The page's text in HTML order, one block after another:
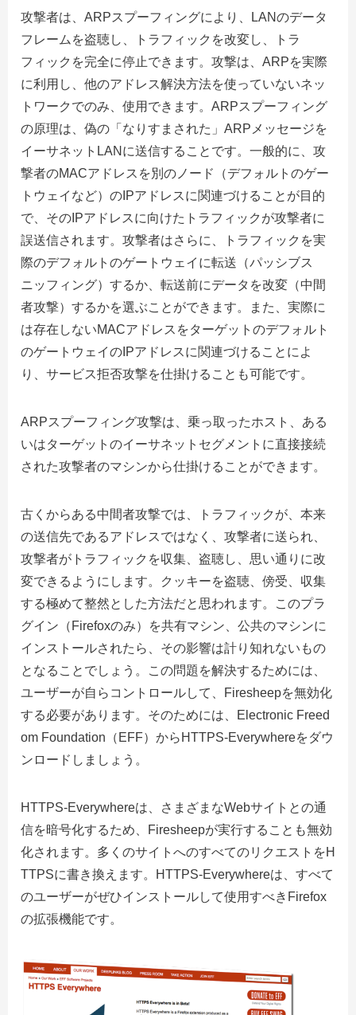
攻撃者は、ARPスプーフィングにより、LANのデータ
フレームを盗聴し、トラフィックを改変し、トラ
フィックを完全に停止できます。攻撃は、ARPを実際
に利用し、他のアドレス解決方法を使っていないネッ
トワークでのみ、使用できます。ARPスプーフィング
の原理は、偽の「なりすまされた」ARPメッセージを
イーサネットLANに送信することです。一般的に、攻
撃者のMACアドレスを別のノード（デフォルトのゲー
トウェイなど）のIPアドレスに関連づけることが目的
で、そのIPアドレスに向けたトラフィックが攻撃者に
誤送信されます。攻撃者はさらに、トラフィックを実
際のデフォルトのゲートウェイに転送（パッシブス
ニッフィング）するか、転送前にデータを改変（中間
者攻撃）するかを選ぶことができます。また、実際に
は存在しないMACアドレスをターゲットのデフォルト
のゲートウェイのIPアドレスに関連づけることによ
り、サービス拒否攻撃を仕掛けることも可能です。
ARPスプーフィング攻撃は、乗っ取ったホスト、ある
いはターゲットのイーサネットセグメントに直接接続
された攻撃者のマシンから仕掛けることができます。
古くからある中間者攻撃では、トラフィックが、本来
の送信先であるアドレスではなく、攻撃者に送られ、
攻撃者がトラフィックを収集、盗聴し、思い通りに改
変できるようにします。クッキーを盗聴、傍受、収集
する極めて整然とした方法だと思われます。このプラ
グイン（Firefoxのみ）を共有マシン、公共のマシンに
インストールされたら、その影響は計り知れないもの
となることでしょう。この問題を解決するためには、
ユーザーが自らコントロールして、Firesheepを無効化
する必要があります。そのためには、Electronic Freed
om Foundation（EFF）からHTTPS-Everywhereをダウ
ンロードしましょう。
HTTPS-Everywhereは、さまざまなWebサイトとの通
信を暗号化するため、Firesheepが実行することも無効
化されます。多くのサイトへのすべてのリクエストをH
TTPSに書き換えます。HTTPS-Everywhereは、すべて
のユーザーがぜひインストールして使用すべきFirefox
の拡張機能です。